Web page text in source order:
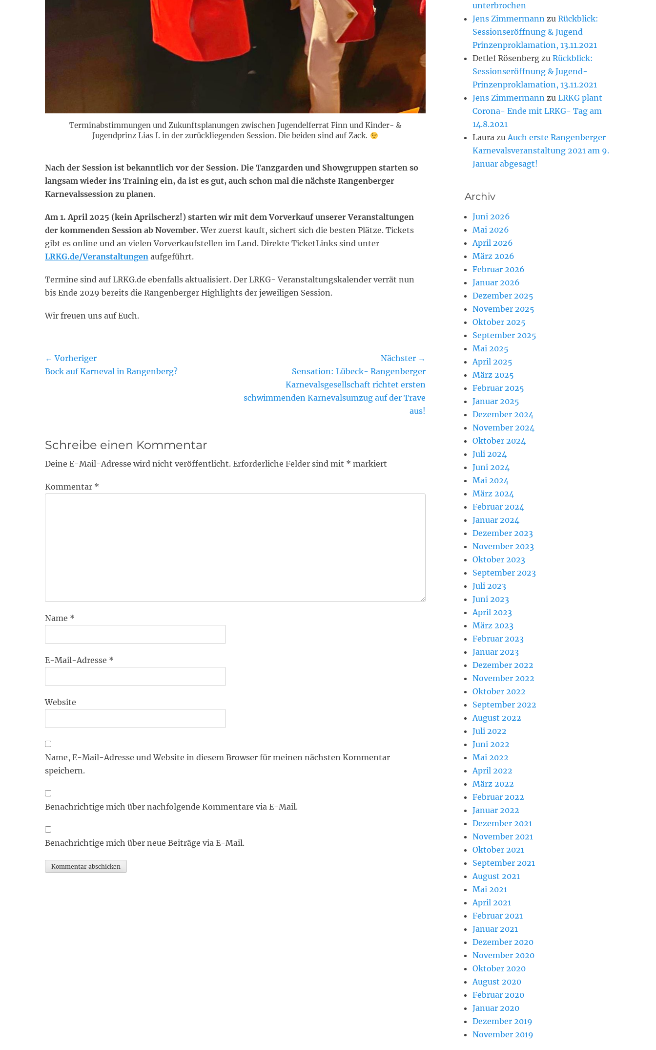
Terminabstimmungen und Zukunftsplanungen zwischen Jugendelferrat Finn und Kinder- &
Jugendprinz Lias I. in der zurückliegenden Session. Die beiden sind auf Zack.
Nach der Session ist bekanntlich vor der Session. Die Tanzgarden und Showgruppen starten so
langsam wieder ins Training ein, da ist es gut, auch schon mal die nächste Rangenberger
Karnevalssession zu planen.
Am 1. April 2025 (kein Aprilscherz!) starten wir mit dem Vorverkauf unserer Veranstaltungen
der kommenden Session ab November. Wer zuerst kauft, sichert sich die besten Plätze. Tickets
gibt es online und an vielen Vorverkaufstellen im Land. Direkte TicketLinks sind unter
LRKG.de/Veranstaltungen aufgeführt.
Termine sind auf LRKG.de ebenfalls aktualisiert. Der LRKG- Veranstaltungskalender verrät nun
bis Ende 2029 bereits die Rangenberger Highlights der jeweiligen Session.
Wir freuen uns auf Euch.
Beitragsnavigation
← Vorheriger
Vorheriger
Bock auf Karneval in Rangenberg?
Nächster →
Sensation: Lübeck- Rangenberger
Karnevalsgesellschaft richtet ersten
schwimmenden Karnevalsumzug auf der Trave
aus!
Schreibe einen Kommentar
Deine E-Mail-Adresse wird nicht veröffentlicht. Erforderliche Felder sind mit * markiert
Kommentar *
Name *
E-Mail-Adresse *
Website
Name, E-Mail-Adresse und Website in diesem Browser für meinen nächsten Kommentar
speichern.
Benachrichtige mich über nachfolgende Kommentare via E-Mail.
Benachrichtige mich über neue Beiträge via E-Mail.
unterbrochen
Jens Zimmermann zu Rückblick:
Sessionseröffnung & Jugend-
Prinzenproklamation, 13.11.2021
Detlef Rösenberg zu Rückblick:
Sessionseröffnung & Jugend-
Prinzenproklamation, 13.11.2021
Jens Zimmermann zu LRKG plant
Corona- Ende mit LRKG- Tag am
14.8.2021
Laura zuAuch erste Rangenberger
Karnevalsveranstaltung 2021 am 9.
Januar abgesagt!
Archiv
Juni 2026
Mai 2026
April 2026
März 2026
Februar 2026
Januar 2026
Dezember 2025
November 2025
Oktober 2025
September 2025
Mai 2025
April 2025
März 2025
Februar 2025
Januar 2025
Dezember 2024
November 2024
Oktober 2024
Juli 2024
Juni 2024
Mai 2024
März 2024
Februar 2024
Januar 2024
Dezember 2023
November 2023
Oktober 2023
September 2023
Juli 2023
Juni 2023
April 2023
März 2023
Februar 2023
Januar 2023
Dezember 2022
November 2022
Oktober 2022
September 2022
August 2022
Juli 2022
Juni 2022
Mai 2022
April 2022
März 2022
Februar 2022
Januar 2022
Dezember 2021
November 2021
Oktober 2021
September 2021
August 2021
Mai 2021
April 2021
Februar 2021
Januar 2021
Dezember 2020
November 2020
Oktober 2020
August 2020
Februar 2020
Januar 2020
Dezember 2019
November 2019